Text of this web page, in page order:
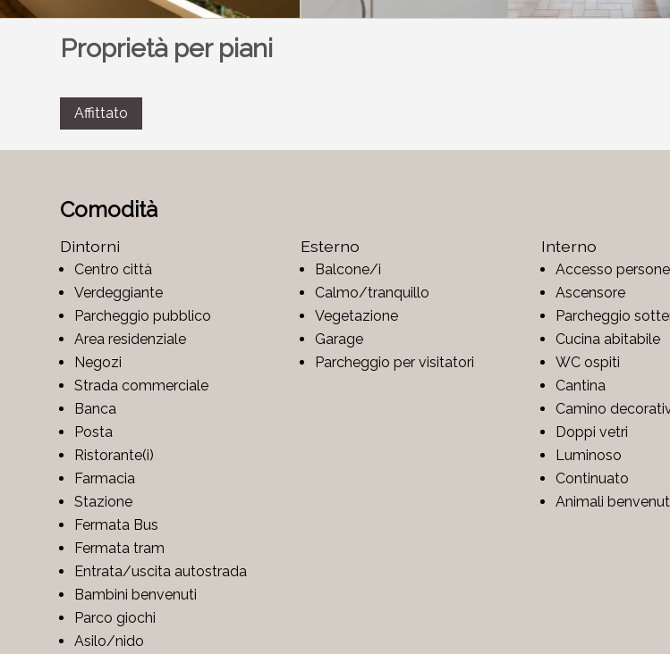
Proprietà per piani
Affittato
Comodità
Dintorni
Centro città
Verdeggiante
Parcheggio pubblico
Area residenziale
Negozi
Strada commerciale
Banca
Posta
Ristorante(i)
Farmacia
Stazione
Fermata Bus
Fermata tram
Entrata/uscita autostrada
Bambini benvenuti
Parco giochi
Asilo/nido
Esterno
Balcone/i
Calmo/tranquillo
Vegetazione
Garage
Parcheggio per visitatori
Interno
Accesso
Ascensore
Parcheggio
Cucina abitabile
WC ospiti
Cantina
Camino
Doppi vetri
Luminoso
Continuato
Animali